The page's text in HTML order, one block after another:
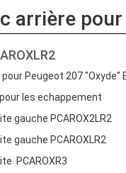
arrière
Peugeot 207 "Oxyde"
les echappement
gauche PCAROX2LR2
gauche PCAROXLR2
PCAROXR3